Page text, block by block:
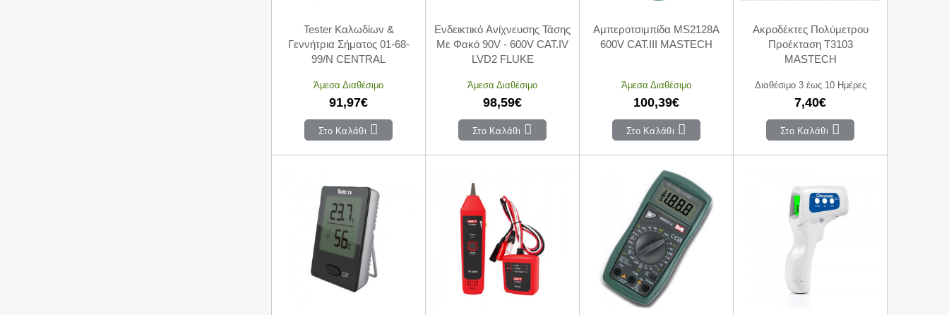
Tester Καλωδίων &
Γεννήτρια Σήματος 01-68-
99/N CENTRAL
Άμεσα Διαθέσιμο
91,97€
Στο Καλάθι
Ενδεικτικό Ανίχνευσης Τάσης
Με Φακό 90V - 600V CAT.IV
LVD2 FLUKE
Άμεσα Διαθέσιμο
98,59€
Στο Καλάθι
Αμπεροτσιμπίδα MS2128A
600V CAT.III MASTECH
Άμεσα Διαθέσιμο
100,39€
Στο Καλάθι
Ακροδέκτες Πολύμετρου
Προέκταση T3103
MASTECH
Διαθέσιμο 3 έως 10 Ημέρες
7,40€
Στο Καλάθι